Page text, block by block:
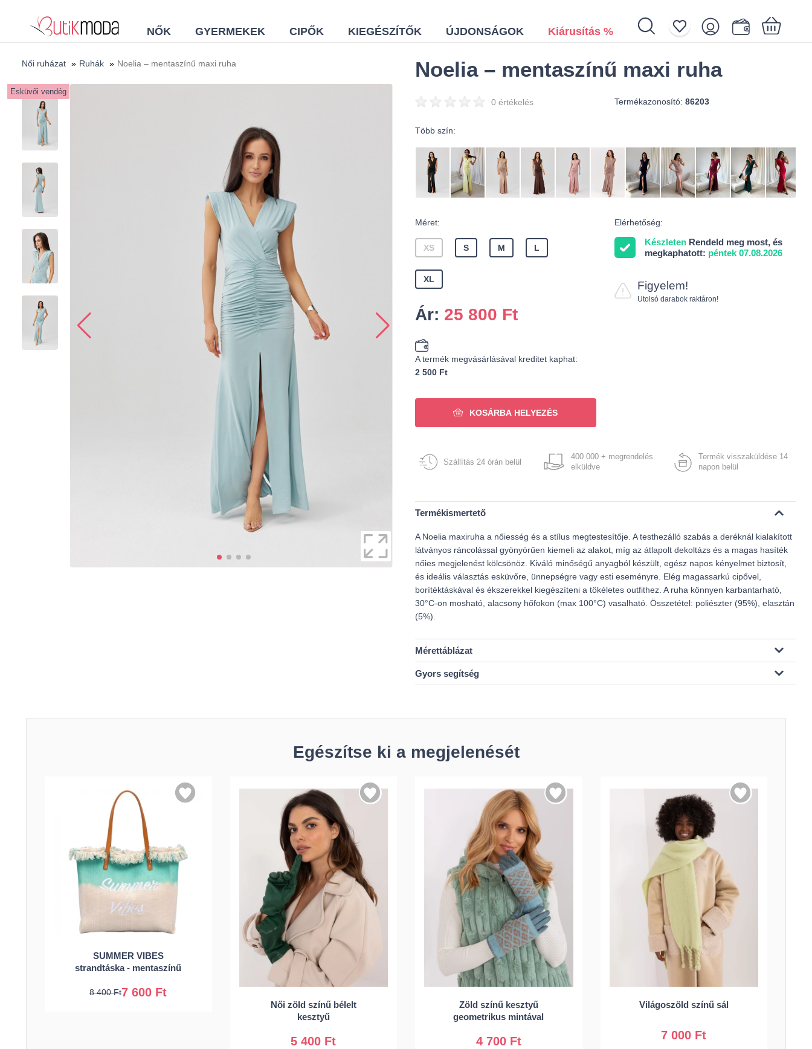
NŐK GYERMEKEK CIPŐK KIEGÉSZÍTŐK ÚJDONSÁGOK Kiárusítás %
Az Ön kosara üres
Női ruházat » Ruhák » Noelia – mentaszínű maxi ruha
Esküvői vendég
Noelia – mentaszínű maxi ruha
0 értékelés Termékazonosító: 86203
Elérhetőség:
Készleten Rendeld meg most, és
megkaphatott: péntek 07.08.2026
Figyelem!
Utolsó darabok raktáron!
Több szín:
Méret:
XS S M L
XL
Ár: 25 800 Ft
A termék megvásárlásával kreditet kaphat:
2 500 Ft
KOSÁRBA HELYEZÉS
Szállítás 24 órán belül
400 000 + megrendelés
elküldve
Termék visszaküldése 14
napon belül
Termékismertető
A Noelia maxiruha a nőiesség és a stílus megtestesítője. A testhezálló szabás a deréknál kialakított
látványos ráncolással gyönyörűen kiemeli az alakot, míg az átlapolt dekoltázs és a magas hasíték
nőies megjelenést kölcsönöz. Kiváló minőségű anyagból készült, egész napos kényelmet biztosít,
és ideális választás esküvőre, ünnepségre vagy esti eseményre. Elég magassarkú cipővel,
borítéktáskával és ékszerekkel kiegészíteni a tökéletes outfithez. A ruha könnyen karbantarható,
30°C-on mosható, alacsony hőfokon (max 100°C) vasalható. Összetétel: poliészter (95%), elasztán
(5%).
Mérettáblázat
Gyors segítség
Egészítse ki a megjelenését
SUMMER VIBES
strandtáska - mentaszínű
7 600 Ft
8 400 Ft
Univerzális
Női zöld színű bélelt
kesztyű
5 400 Ft
S/M L/XL
Zöld színű kesztyű
geometrikus mintával
4 700 Ft
S/M L/XL Világoszöld színű sál
7 000 Ft
Univerzális